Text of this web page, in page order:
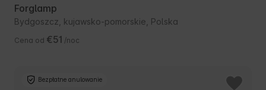
Forglamp
Bydgoszcz, kujawsko-pomorskie, Polska
Cena od €51 /noc
Bezpłatne anulowanie